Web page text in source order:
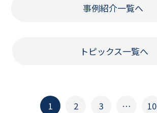
事例紹介一覧へ
トピックス一覧へ
1 2 3 … 10